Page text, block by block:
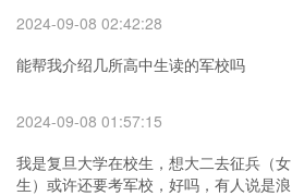
2024-09-08 02:42:28
能帮我介绍几所高中生读的军校吗
2024-09-08 01:57:15
我是复旦大学在校生，想大二去征兵（女
生）或许还要考军校，好吗，有人说是浪